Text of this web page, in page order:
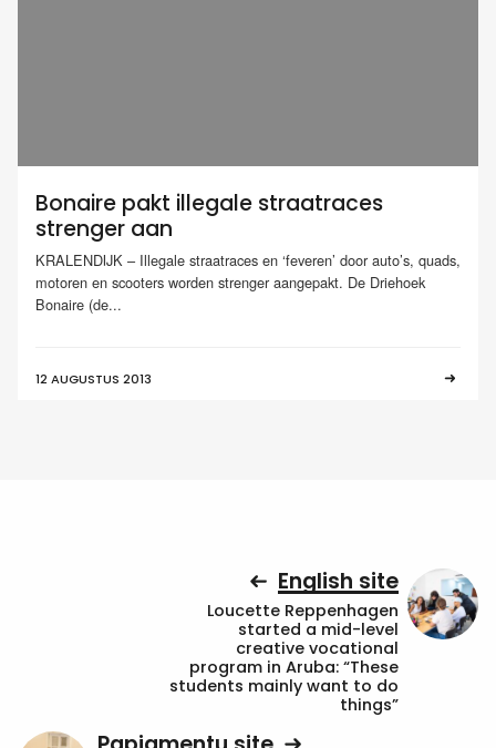
Bonaire pakt illegale straatraces
strenger aan
KRALENDIJK – Illegale straatraces en ‘feveren’ door auto’s, quads,
motoren en scooters worden strenger aangepakt. De Driehoek
Bonaire (de...
12 AUGUSTUS 2013
English site
Loucette Reppenhagen
started a mid-level
creative vocational
program in Aruba: “These
students mainly want to do
things”